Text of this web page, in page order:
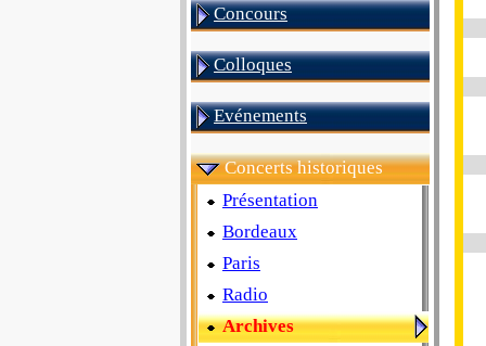
Concours
Colloques
Evénements
Concerts historiques
Présentation
Bordeaux
Paris
Radio
Archives